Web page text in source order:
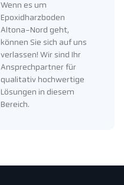
Wenn es um
Epoxidharzboden
Altona-Nord geht,
können Sie sich auf uns
verlassen! Wir sind Ihr
Ansprechpartner für
qualitativ hochwertige
Lösungen in diesem
Bereich.